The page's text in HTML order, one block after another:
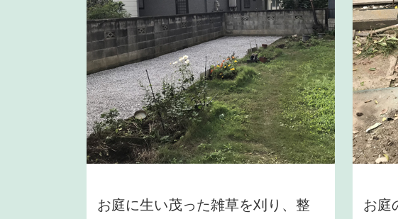
お庭に生い茂った雑草を刈り、整
お庭